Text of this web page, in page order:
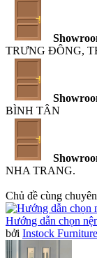
TRƯNG ĐÔNG,
BÌNH TÂN
NHA TRANG.
Chủ đề cùng
Hướng dẫn chọn
bởi Instock Furniture